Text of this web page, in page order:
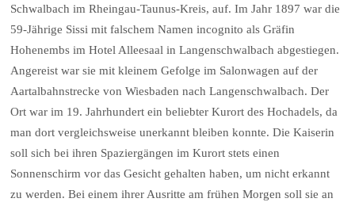
Schwalbach im Rheingau-Taunus-Kreis, auf. Im Jahr 1897 war die
59-Jährige Sissi mit falschem Namen incognito als Gräfin
Hohenembs im Hotel Alleesaal in Langenschwalbach abgestiegen.
Angereist war sie mit kleinem Gefolge im Salonwagen auf der
Aartalbahnstrecke von Wiesbaden nach Langenschwalbach. Der
Ort war im 19. Jahrhundert ein beliebter Kurort des Hochadels, da
man dort vergleichsweise unerkannt bleiben konnte. Die Kaiserin
soll sich bei ihren Spaziergängen im Kurort stets einen
Sonnenschirm vor das Gesicht gehalten haben, um nicht erkannt
zu werden. Bei einem ihrer Ausritte am frühen Morgen soll sie an